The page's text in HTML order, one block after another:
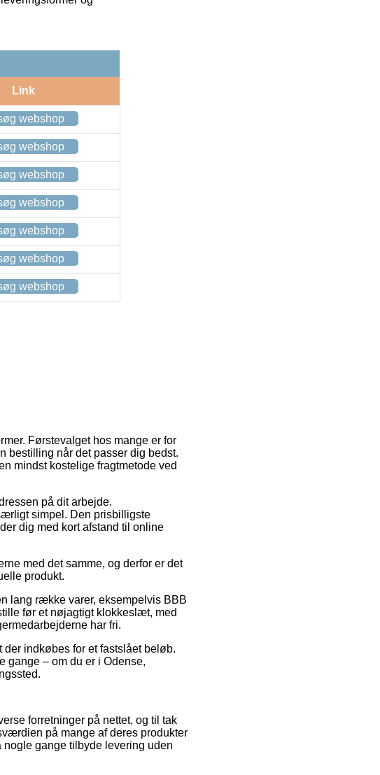
Link
webshop
webshop
webshop
webshop
webshop
webshop
webshop
Førstevalget hos mange er for
bestilling når det passer dig bedst.
mindst kostelige fragtmetode ved
på dit arbejde.
simpel. Den prisbilligste
dig med kort afstand til online
med det samme, og derfor er det
produkt.
lang række varer, eksempelvis BBB
før et nøjagtigt klokkeslæt, med
har fri.
der indkøbes for et fastslået beløb.
gange – om du er i Odense,
forretninger på nettet, og til tak
på mange af deres produkter
gange tilbyde levering uden